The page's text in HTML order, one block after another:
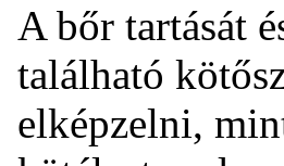
A bőr tartását
található
elképzelni,